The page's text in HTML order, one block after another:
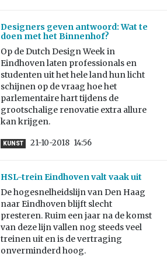
Designers geven antwoord: Wat te
doen met het Binnenhof?
Op de Dutch Design Week in
Eindhoven laten professionals en
studenten uit het hele land hun licht
schijnen op de vraag hoe het
parlementaire hart tijdens de
grootschalige renovatie extra allure
kan krijgen.
KUNST 21-10-2018 14:56
HSL-trein Eindhoven valt vaak uit
De hogesnelheidslijn van Den Haag
naar Eindhoven blijft slecht
presteren. Ruim een jaar na de komst
van deze lijn vallen nog steeds veel
treinen uit en is de vertraging
onverminderd hoog.